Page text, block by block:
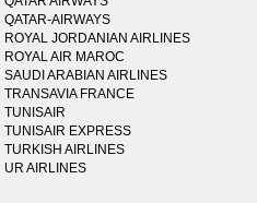
QATAR-AIRWAYS
ROYAL JORDANIAN AIRLINES
ROYAL AIR MAROC
SAUDI ARABIAN AIRLINES
TRANSAVIA FRANCE
TUNISAIR
TUNISAIR EXPRESS
TURKISH AIRLINES
UR AIRLINES